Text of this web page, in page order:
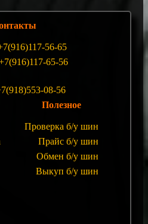
56-65
65-56
08-56
Полезное
Проверка б/у шин
Прайс б/у шин
Обмен б/у шин
Выкуп б/у шин